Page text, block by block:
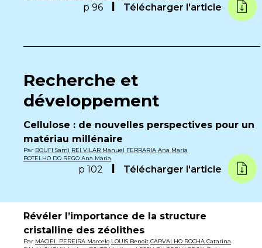
p 96 Télécharger l'article
Recherche et
développement
Cellulose : de nouvelles perspectives pour un
matériau millénaire
Par BOUFI Sami REI VILAR Manuel FERRARIA Ana Maria
BOTELHO DO REGO Ana Maria
p 102 Télécharger l'article
Révéler l’importance de la structure
cristalline des zéolithes
Par MACIEL PEREIRA Marcelo LOUIS Benoît CARVALHO ROCHA Catarina